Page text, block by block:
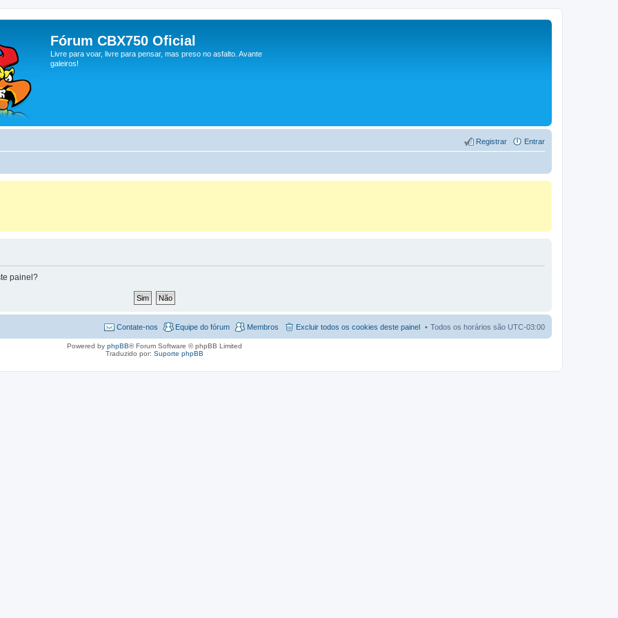
Fórum CBX750 Oficial
Livre para voar, livre para pensar, mas preso no asfalto. Avante
galeiros!
Entrar
Registrar
painel?
Todos os horários são UTC-03:00
Excluir todos os cookies deste painel
Membros
Equipe do fórum
Contate-nos
Powered by phpBB® Forum Software © phpBB Limited
Traduzido por: Suporte phpBB